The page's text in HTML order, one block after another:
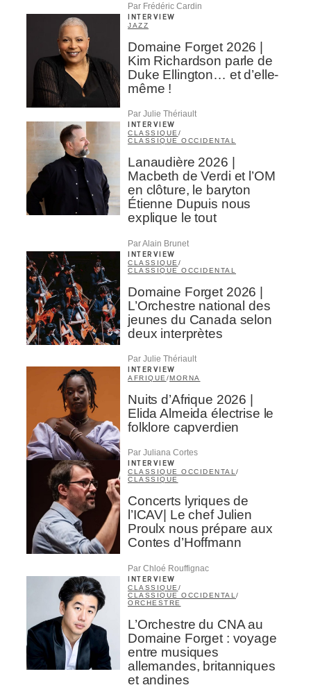
Par Frédéric Cardin
INTERVIEW
JAZZ
Domaine Forget 2026 |
Kim Richardson parle de
Duke Ellington… et d’elle-
même !
Par Julie Thériault
INTERVIEW
CLASSIQUE /
CLASSIQUE OCCIDENTAL
Lanaudière 2026 |
Macbeth de Verdi et l’OM
en clôture, le baryton
Étienne Dupuis nous
explique le tout
Par Alain Brunet
INTERVIEW
CLASSIQUE /
CLASSIQUE OCCIDENTAL
Domaine Forget 2026 |
L’Orchestre national des
jeunes du Canada selon
deux interprètes
Par Julie Thériault
INTERVIEW
AFRIQUE /MORNA
Nuits d’Afrique 2026 |
Elida Almeida électrise le
folklore capverdien
Par Juliana Cortes
INTERVIEW
CLASSIQUE OCCIDENTAL/
CLASSIQUE
Concerts lyriques de
l’ICAV| Le chef Julien
Proulx nous prépare aux
Contes d’Hoffmann
Par Chloé Rouffignac
INTERVIEW
CLASSIQUE /
CLASSIQUE OCCIDENTAL /
ORCHESTRE
L’Orchestre du CNA au
Domaine Forget : voyage
entre musiques
allemandes, britanniques
et andines